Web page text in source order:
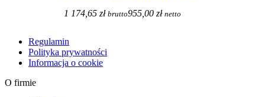
1 174,65 zł brutto955,00 zł netto
Regulamin
Polityka prywatności
Informacja o cookie
O firmie